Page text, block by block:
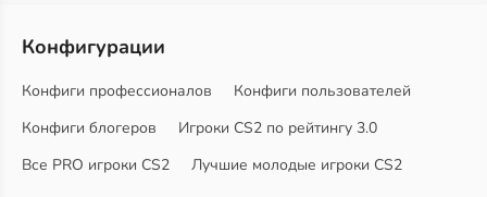
Конфигурации
Конфиги профессионалов
Конфиги пользователей
Конфиги блогеров
Игроки CS2 по рейтингу 3.0
Все PRO игроки CS2
Лучшие молодые игроки CS2